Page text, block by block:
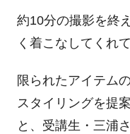
約10分の撮影を終
く着こなしてくれ
限られたアイテム
スタイリングを提
と、受講生・三浦さ